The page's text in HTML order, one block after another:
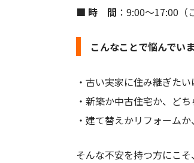
■ 時 間 ：9:00〜17:00（
こんなことで悩んでい
・古い実家に住み継ぎた
・新築か中古住宅か、ど
・建て替えかリフォーム
そんな不安を持つ方にこそ